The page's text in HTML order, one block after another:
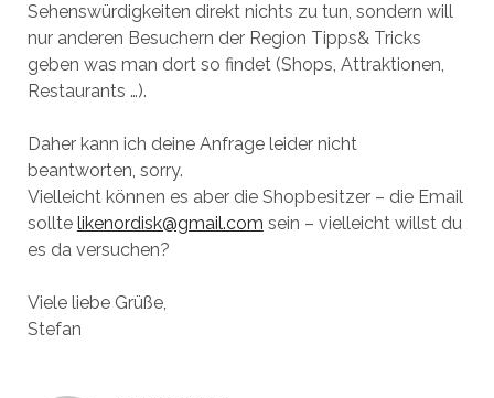
Sehenswürdigkeiten direkt nichts zu tun, sondern will
nur anderen Besuchern der Region Tipps& Tricks
geben was man dort so findet (Shops, Attraktionen,
Restaurants …).
Daher kann ich deine Anfrage leider nicht
beantworten, sorry.
Vielleicht können es aber die Shopbesitzer – die Email
sollte likenordisk@gmail.com sein – vielleicht willst du
es da versuchen?
Viele liebe Grüße,
Stefan